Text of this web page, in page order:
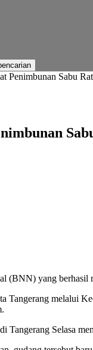
Penimbunan Sabu
(BNN) yang berhasil
Tangerang melalui
Tangerang Selasa